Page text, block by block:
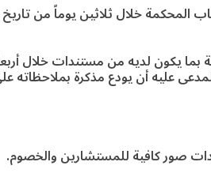
المحكمة خلال ثلاثين يوماً من تاريخ
بما يكون لديه من مستندات خلال
عليه أن يودع مذكرة بملاحظاته
صور كافية للمستشارين والخصوم.